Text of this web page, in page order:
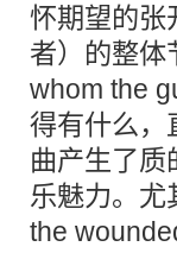
怀期望的
者）的整体
whom the
得有什么，
曲产生了质
乐魅力。尤
the